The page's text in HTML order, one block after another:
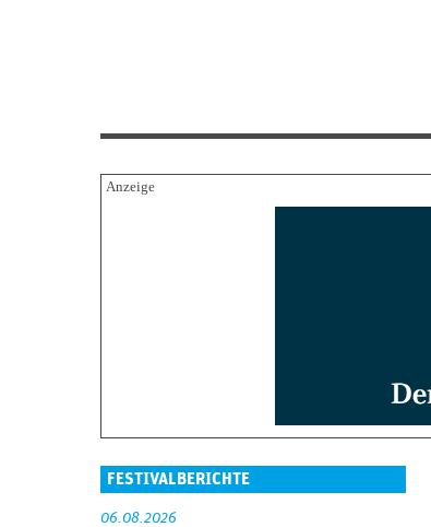
FESTIVALBERICHTE
06.08.2026